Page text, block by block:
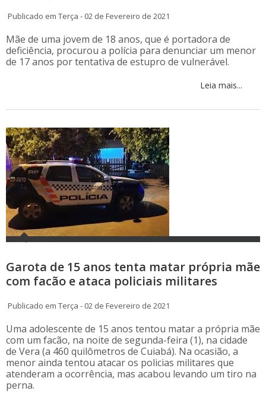
Publicado em Terça - 02 de Fevereiro de 2021
Mãe de uma jovem de 18 anos, que é portadora de
deficiência, procurou a polícia para denunciar um menor
de 17 anos por tentativa de estupro de vulnerável.
Leia mais...
Garota de 15 anos tenta matar própria mãe
com facão e ataca policiais militares
Publicado em Terça - 02 de Fevereiro de 2021
Uma adolescente de 15 anos tentou matar a própria mãe
com um facão, na noite de segunda-feira (1), na cidade
de Vera (a 460 quilômetros de Cuiabá). Na ocasião, a
menor ainda tentou atacar os policias militares que
atenderam a ocorrência, mas acabou levando um tiro na
perna.